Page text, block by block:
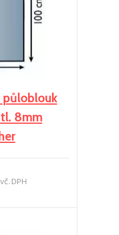
půloblouk
8mm
vč. DPH